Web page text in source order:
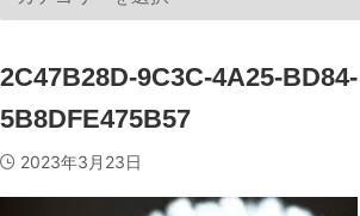
2C47B28D-9C3C-4A25-BD84-
5B8DFE475B57
2023年3月23日